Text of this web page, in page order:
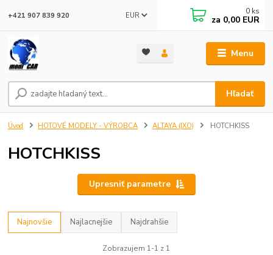
Menu
EUR
Hľadať
+421 907 839 920 0 ks
za 0,00 EUR
Úvod HOTOVÉ MODELY - VÝROBCA ALTAYA (IXO) HOTCHKISS
HOTCHKISS
Upresniť parametre
Najnovšie Najlacnejšie Najdrahšie
Zobrazujem 1-1 z 1